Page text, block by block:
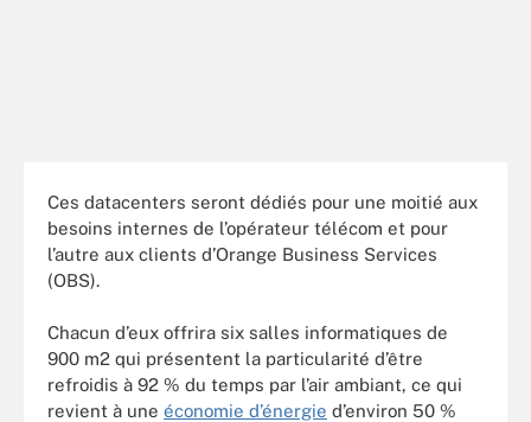
Ces datacenters seront dédiés pour une moitié aux
besoins internes de l’opérateur télécom et pour
l’autre aux clients d’Orange Business Services
(OBS).
Chacun d’eux offrira six salles informatiques de
900 m2 qui présentent la particularité d’être
refroidis à 92 % du temps par l’air ambiant, ce qui
revient à une économie d’énergie d’environ 50 %